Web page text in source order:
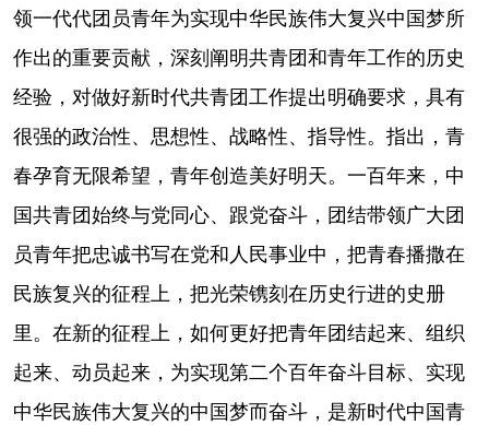
辽宁 吉林 上海 江苏
浙江 安徽 福建 江西
广东 广西 海南 重庆
四川 贵州 云南 西藏
陕西 甘肃 青海 宁夏
新疆 内蒙古 黑龙江
多语种频道
领一代代团员青年为实现中华民族伟大复兴中国梦所
作出的重要贡献，深刻阐明共青团和青年工作的历史
经验，对做好新时代共青团工作提出明确要求，具有
很强的政治性、思想性、战略性、指导性。指出，青
春孕育无限希望，青年创造美好明天。一百年来，中
国共青团始终与党同心、跟党奋斗，团结带领广大团
员青年把忠诚书写在党和人民事业中，把青春播撒在
民族复兴的征程上，把光荣镌刻在历史行进的史册
里。在新的征程上，如何更好把青年团结起来、组织
起来、动员起来，为实现第二个百年奋斗目标、实现
中华民族伟大复兴的中国梦而奋斗，是新时代中国青